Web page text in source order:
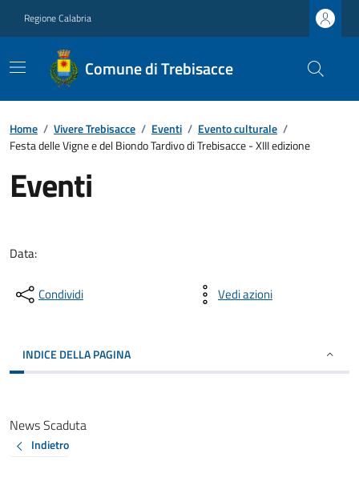
Regione Calabria
Comune di Trebisacce
Home / Vivere Trebisacce / Eventi / Evento culturale /
Festa delle Vigne e del Biondo Tardivo di Trebisacce - XIII edizione
Eventi
Data:
Condividi Vedi azioni
INDICE DELLA PAGINA
News Scaduta
Indietro